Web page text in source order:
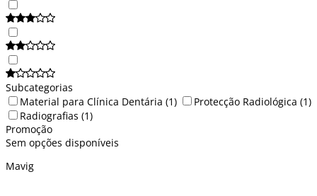
Subcategorias
Material para Clínica Dentária (1) Protecção Radiológica (1)
Radiografias (1)
Promoção
Sem opções disponíveis
Mavig